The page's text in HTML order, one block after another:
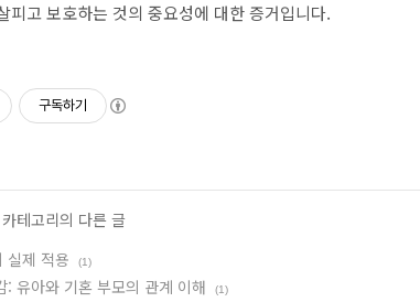
피고 보호하는 것의 중요성에 대한 증거입니다.
구독하기
테고리의 다른 글
실제 적용
(1)
: 유아와 기혼 부모의 관계 이해 (1)